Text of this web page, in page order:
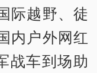
际越野、徒
内户外网红
战车到场助